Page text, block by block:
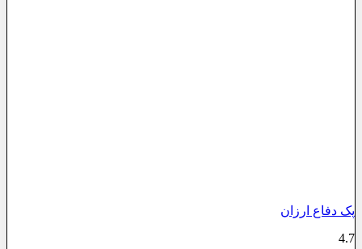
پک دفاع ارزان
4.7